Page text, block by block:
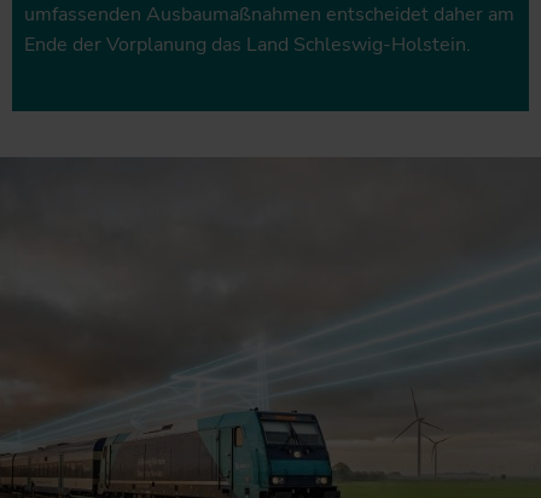
umfassenden Ausbaumaßnahmen entscheidet daher am
Ende der Vorplanung das Land Schleswig-Holstein.